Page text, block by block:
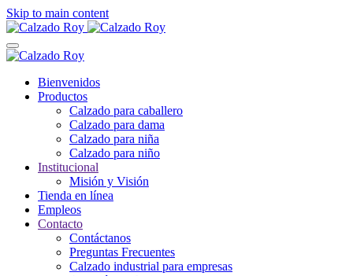
Skip to main content
Bienvenidos
Productos
Calzado para caballero
Calzado para dama
Calzado para niña
Calzado para niño
Institucional
Misión y Visión
Tienda en línea
Empleos
Contacto
Contáctanos
Preguntas Frecuentes
Calzado industrial para empresas